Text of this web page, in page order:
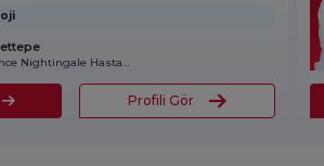
Florence Nightingale Hastanesi
Profili Gör